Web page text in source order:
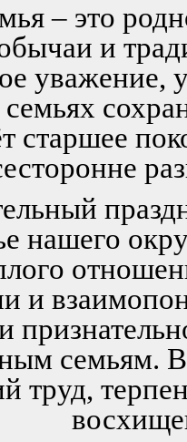
– это
и
уважение,
старшее
нашего
и
семьям.
труд,